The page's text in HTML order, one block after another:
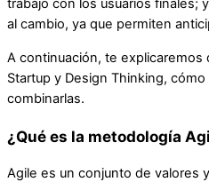
trabajo con los usuarios finales;
al cambio, ya que permiten
A continuación, te explicaremos
Startup y Design Thinking,
combinarlas.
¿Qué es la metodología
Agile es un conjunto de valores